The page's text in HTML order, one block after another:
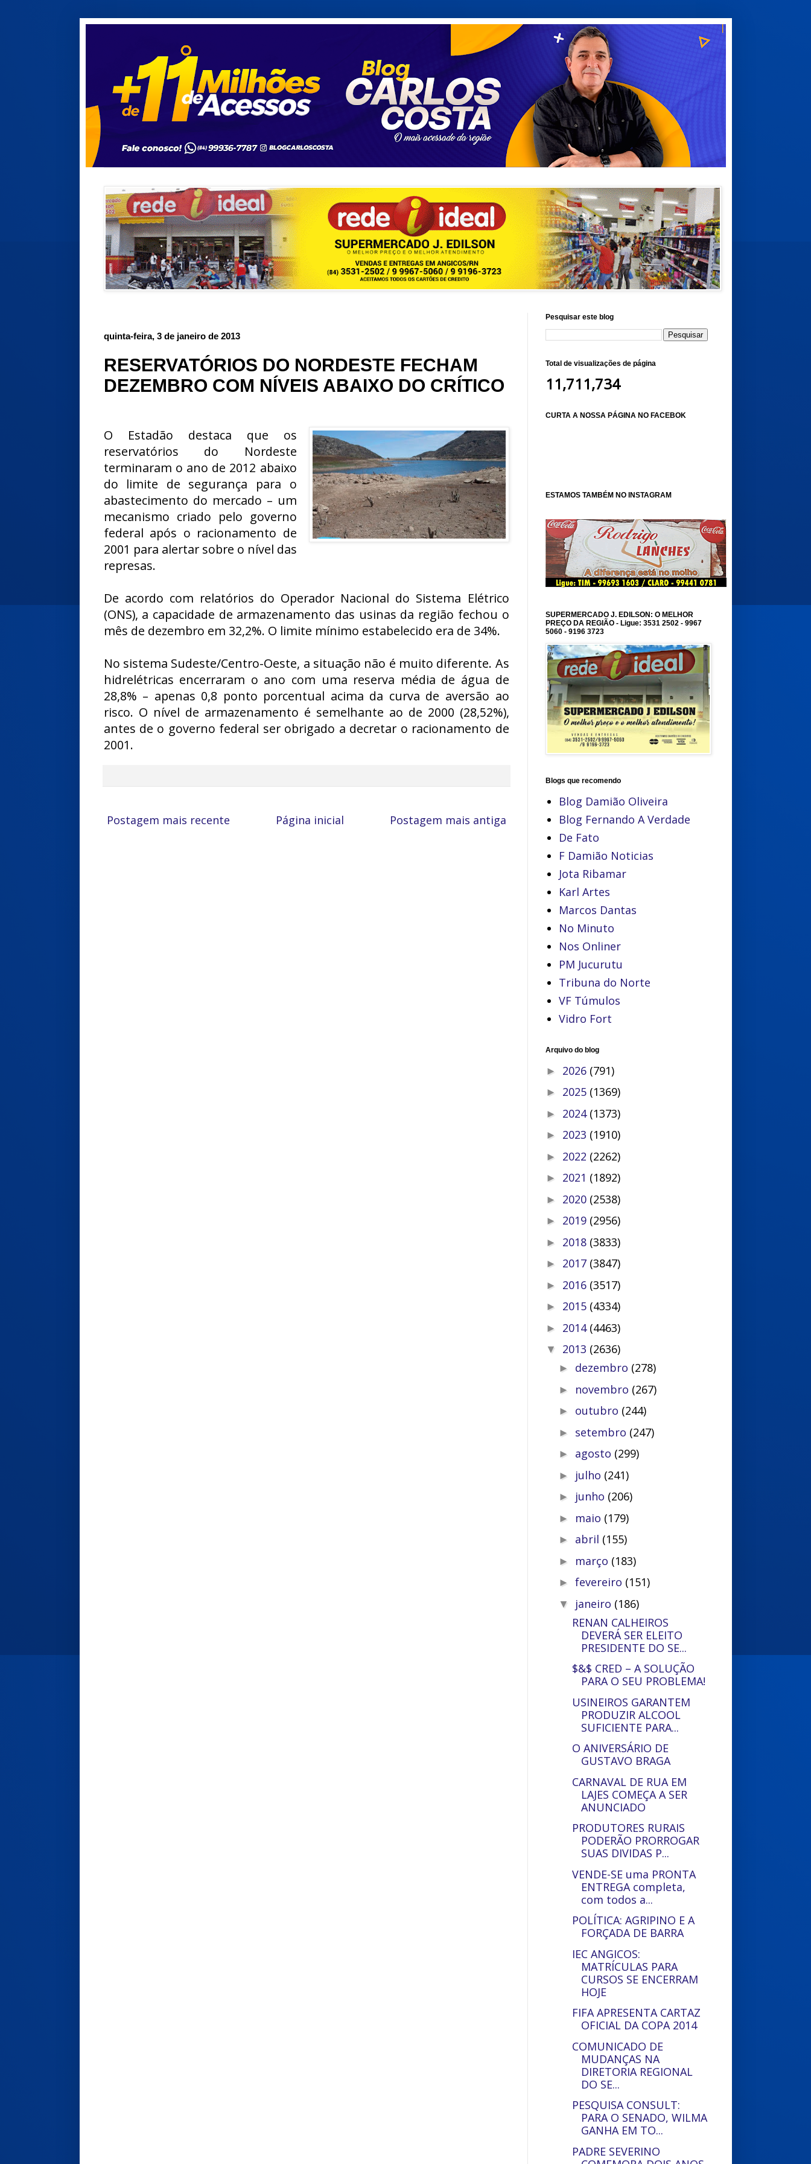
quinta-feira, 3 de janeiro de 2013
RESERVATÓRIOS DO NORDESTE FECHAM
DEZEMBRO COM NÍVEIS ABAIXO DO CRÍTICO
O Estadão destaca que os
reservatórios do Nordeste
terminaram o ano de 2012 abaixo
do limite de segurança para o
abastecimento do mercado – um
mecanismo criado pelo governo
federal após o racionamento de
2001 para alertar sobre o nível das
represas.
De acordo com relatórios do Operador Nacional do Sistema Elétrico
(ONS), a capacidade de armazenamento das usinas da região fechou o
mês de dezembro em 32,2%. O limite mínimo estabelecido era de 34%.
No sistema Sudeste/Centro-Oeste, a situação não é muito diferente. As
hidrelétricas encerraram o ano com uma reserva média de água de
28,8% – apenas 0,8 ponto porcentual acima da curva de aversão ao
risco. O nível de armazenamento é semelhante ao de 2000 (28,52%),
antes de o governo federal ser obrigado a decretar o racionamento de
2001.
Postagem mais recente Postagem mais antiga
Página inicial
Pesquisar este blog
Total de visualizações de página
11,711,734
CURTA A NOSSA PÁGINA NO FACEBOK
ESTAMOS TAMBÉM NO INSTAGRAM
SUPERMERCADO J. EDILSON: O MELHOR
PREÇO DA REGIÃO - Ligue: 3531 2502 - 9967
5060 - 9196 3723
Blogs que recomendo
Blog Damião Oliveira
Blog Fernando A Verdade
De Fato
F Damião Noticias
Jota Ribamar
Karl Artes
Marcos Dantas
No Minuto
Nos Onliner
PM Jucurutu
Tribuna do Norte
VF Túmulos
Vidro Fort
Arquivo do blog
► 2026 (791)
► 2025 (1369)
► 2024 (1373)
► 2023 (1910)
► 2022 (2262)
► 2021 (1892)
► 2020 (2538)
► 2019 (2956)
► 2018 (3833)
► 2017 (3847)
► 2016 (3517)
► 2015 (4334)
► 2014 (4463)
▼ 2013 (2636)
► dezembro (278)
► novembro (267)
► outubro (244)
► setembro (247)
► agosto (299)
► julho (241)
► junho (206)
► maio (179)
► abril (155)
► março (183)
►fevereiro (151)
▼ janeiro (186)
RENAN CALHEIROS
DEVERÁ SER ELEITO
PRESIDENTE DO SE...
$&$ CRED – A SOLUÇÃO
PARA O SEU PROBLEMA!
USINEIROS GARANTEM
PRODUZIR ALCOOL
SUFICIENTE PARA...
O ANIVERSÁRIO DE
GUSTAVO BRAGA
CARNAVAL DE RUA EM
LAJES COMEÇA A SER
ANUNCIADO
PRODUTORES RURAIS
PODERÃO PRORROGAR
SUAS DIVIDAS P...
VENDE-SE uma PRONTA
ENTREGA completa,
com todos a...
POLÍTICA: AGRIPINO E A
FORÇADA DE BARRA
IEC ANGICOS:
MATRÍCULAS PARA
CURSOS SE ENCERRAM
HOJE
FIFA APRESENTA CARTAZ
OFICIAL DA COPA 2014
COMUNICADO DE
MUDANÇAS NA
DIRETORIA REGIONAL
DO SE...
PESQUISA CONSULT:
PARA O SENADO, WILMA
GANHA EM TO...
PADRE SEVERINO